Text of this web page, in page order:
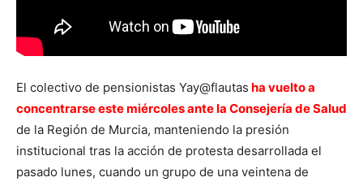
El colectivo de pensionistas Yay@flautas ha vuelto a
concentrarse este miércoles ante la Consejería de Salud
de la Región de Murcia, manteniendo la presión
institucional tras la acción de protesta desarrollada el
pasado lunes, cuando un grupo de una veintena de